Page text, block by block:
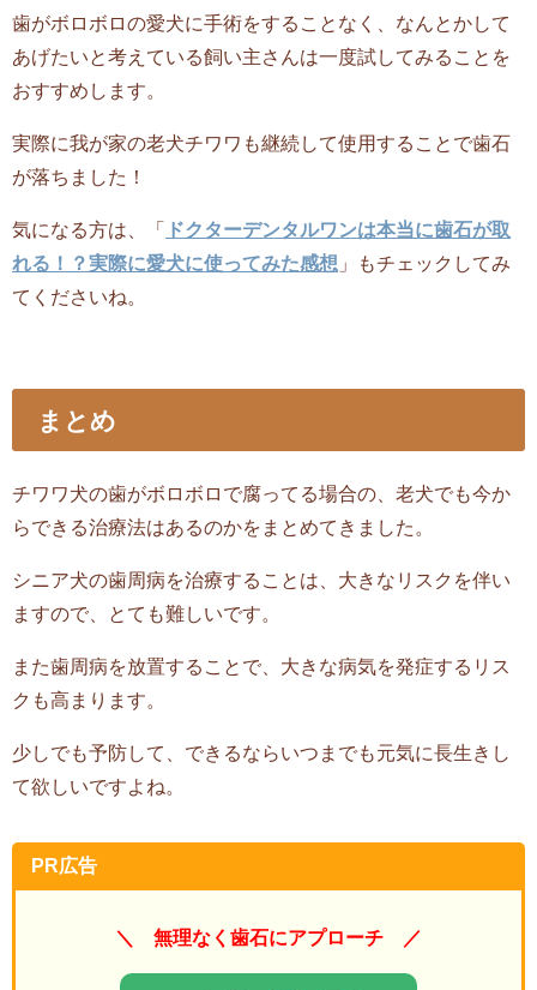
歯がボロボロの愛犬に手術をすることなく、なんとかして
あげたいと考えている飼い主さんは一度試してみることを
おすすめします。
実際に我が家の老犬チワワも継続して使用することで歯石
が落ちました！
気になる方は、「
ドクターデンタルワンは本当に歯石が取
れる！？実際に愛犬に使ってみた感想 」もチェックしてみ
てくださいね。
まとめ
チワワ犬の歯がボロボロで腐ってる場合の、老犬でも今か
らできる治療法はあるのかをまとめてきました。
シニア犬の歯周病を治療することは、大きなリスクを伴い
ますので、とても難しいです。
また歯周病を放置することで、大きな病気を発症するリス
クも高まります。
少しでも予防して、できるならいつまでも元気に長生きし
て欲しいですよね。
PR広告
＼ 無理なく歯石にアプローチ ／